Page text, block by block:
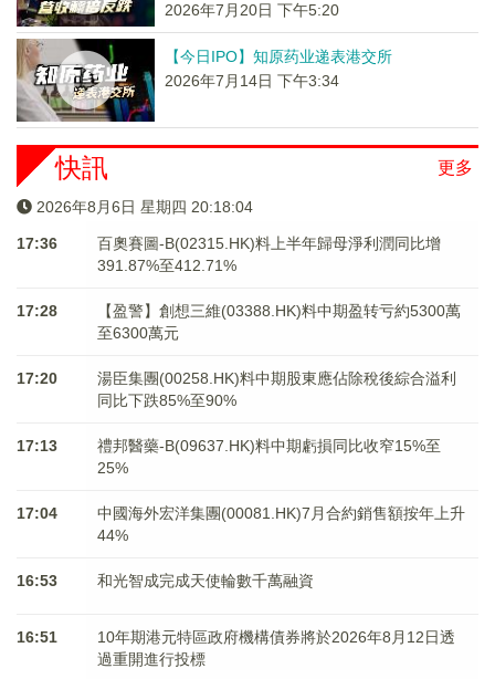
2026年7月20日 下午5:20
【今日IPO】知原药业递表港交所
2026年7月14日 下午3:34
更多
快訊
2026年8月6日 星期四 20:18:04
17:36
百奧賽圖-B(02315.HK)料上半年歸母淨利潤同比增
391.87%至412.71%
17:28
【盈警】創想三維(03388.HK)料中期盈转亏約5300萬
至6300萬元
17:20
湯臣集團(00258.HK)料中期股東應佔除稅後綜合溢利
同比下跌85%至90%
17:13
禮邦醫藥-B(09637.HK)料中期虧損同比收窄15%至
25%
17:04
中國海外宏洋集團(00081.HK)7月合約銷售額按年上升
44%
16:53 和光智成完成天使輪數千萬融資
16:51
10年期港元特區政府機構債券將於2026年8月12日透
過重開進行投標